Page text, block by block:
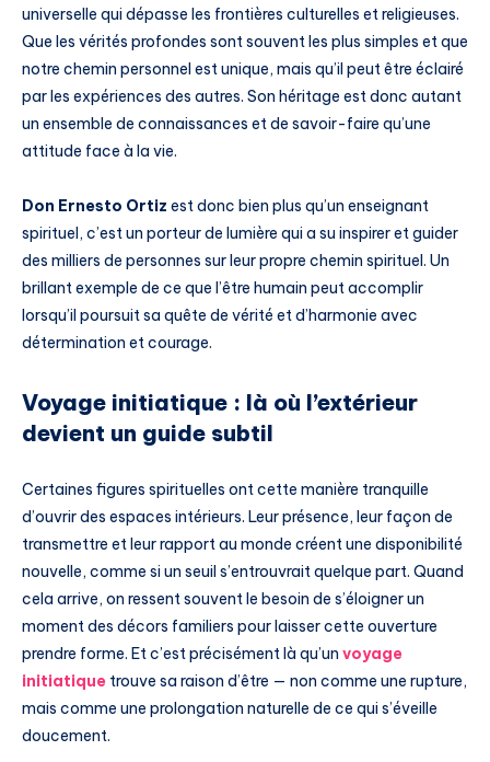
universelle qui dépasse les frontières culturelles et religieuses.
Que les vérités profondes sont souvent les plus simples et que
notre chemin personnel est unique, mais qu’il peut être éclairé
par les expériences des autres. Son héritage est donc autant
un ensemble de connaissances et de savoir-faire qu’une
attitude face à la vie.
Don Ernesto Ortiz est donc bien plus qu’un enseignant
spirituel, c’est un porteur de lumière qui a su inspirer et guider
des milliers de personnes sur leur propre chemin spirituel. Un
brillant exemple de ce que l’être humain peut accomplir
lorsqu’il poursuit sa quête de vérité et d’harmonie avec
détermination et courage.
Voyage initiatique : là où l’extérieur
devient un guide subtil
Certaines figures spirituelles ont cette manière tranquille
d’ouvrir des espaces intérieurs. Leur présence, leur façon de
transmettre et leur rapport au monde créent une disponibilité
nouvelle, comme si un seuil s’entrouvrait quelque part. Quand
cela arrive, on ressent souvent le besoin de s’éloigner un
moment des décors familiers pour laisser cette ouverture
prendre forme. Et c’est précisément là qu’un voyage
initiatique trouve sa raison d’être — non comme une rupture,
mais comme une prolongation naturelle de ce qui s’éveille
doucement.